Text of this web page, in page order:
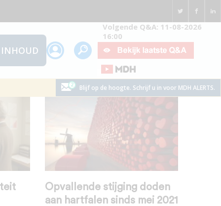
INHOUD
Volgende Q&A: 11-08-2026
16:00
Blijf op de hoogte. Schrijf u in voor MDH ALERTS.
Opvallende stijging doden
aan hartfalen sinds mei 2021